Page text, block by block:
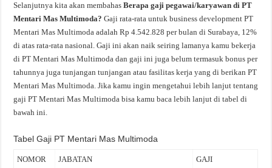
Selanjutnya kita akan membahasBerapa gaji pegawai/karyawan di PT
Mentari Mas Multimoda?Gaji rata-rata untuk business development PT
Mentari Mas Multimoda adalah Rp 4.542.828 per bulan di Surabaya, 12%
di atas rata-rata nasional. Gaji ini akan naik seiring lamanya kamu bekerja
di PT Mentari Mas Multimoda dan gaji ini juga belum termasuk bonus per
tahunnya juga tunjangan tunjangan atau fasilitas kerja yang di berikan PT
Mentari Mas Multimoda. Jika kamu ingin mengetahui lebih lanjut tentang
gaji PT Mentari Mas Multimoda bisa kamu baca lebih lanjut di tabel di
bawah ini.
Tabel Gaji PT Mentari Mas Multimoda
NOMOR JABATAN GAJI